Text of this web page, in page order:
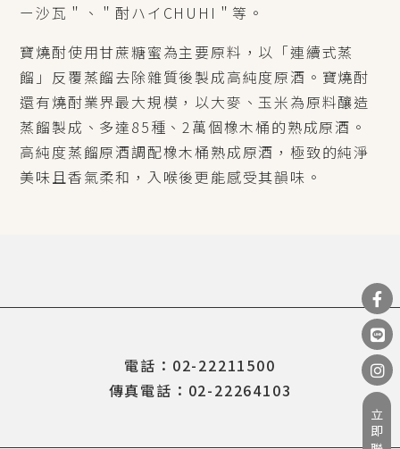
ー沙瓦＂、＂酎ハイCHUHI＂等。
寶燒酎使用甘蔗糖蜜為主要原料，以「連續式蒸
餾」反覆蒸餾去除雜質後製成高純度原酒。寶燒酎
還有燒酎業界最大規模，以大麥、玉米為原料釀造
蒸餾製成、多達85種、2萬個橡木桶的熟成原酒。
高純度蒸餾原酒調配橡木桶熟成原酒，極致的純淨
美味且香氣柔和，入喉後更能感受其韻味。
電話：02-22211500
傳真電話：02-22264103